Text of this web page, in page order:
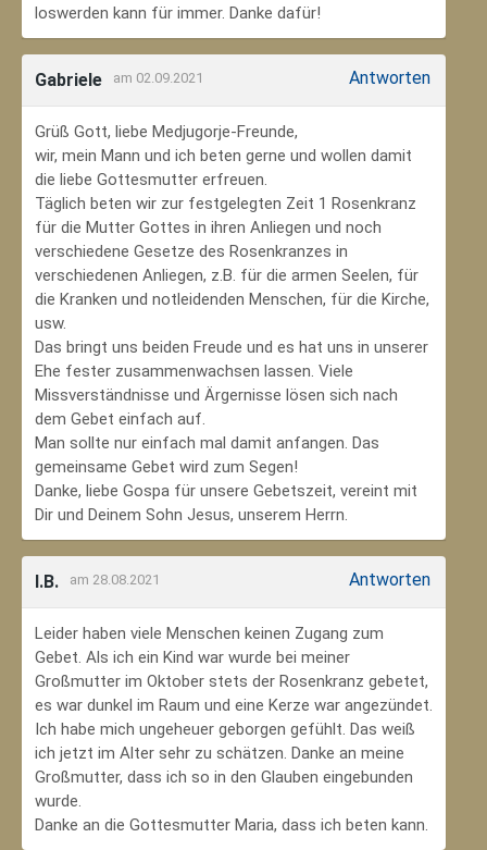
loswerden kann für immer. Danke dafür!
Gabriele am 02.09.2021 Antworten
Grüß Gott, liebe Medjugorje-Freunde,
wir, mein Mann und ich beten gerne und wollen damit
die liebe Gottesmutter erfreuen.
Täglich beten wir zur festgelegten Zeit 1 Rosenkranz
für die Mutter Gottes in ihren Anliegen und noch
verschiedene Gesetze des Rosenkranzes in
verschiedenen Anliegen, z.B. für die armen Seelen, für
die Kranken und notleidenden Menschen, für die Kirche,
usw.
Das bringt uns beiden Freude und es hat uns in unserer
Ehe fester zusammenwachsen lassen. Viele
Missverständnisse und Ärgernisse lösen sich nach
dem Gebet einfach auf.
Man sollte nur einfach mal damit anfangen. Das
gemeinsame Gebet wird zum Segen!
Danke, liebe Gospa für unsere Gebetszeit, vereint mit
Dir und Deinem Sohn Jesus, unserem Herrn.
I.B. am 28.08.2021 Antworten
Leider haben viele Menschen keinen Zugang zum
Gebet. Als ich ein Kind war wurde bei meiner
Großmutter im Oktober stets der Rosenkranz gebetet,
es war dunkel im Raum und eine Kerze war angezündet.
Ich habe mich ungeheuer geborgen gefühlt. Das weiß
ich jetzt im Alter sehr zu schätzen. Danke an meine
Großmutter, dass ich so in den Glauben eingebunden
wurde.
Danke an die Gottesmutter Maria, dass ich beten kann.